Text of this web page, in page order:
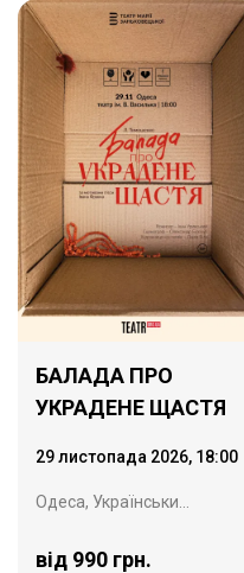
БАЛАДА ПРО
УКРАДЕНЕ ЩАСТЯ
29 листопада 2026, 18:00
від 990 грн.